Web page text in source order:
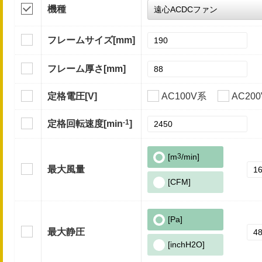
機種
フレームサイズ[mm]
フレーム厚さ [mm]
定格電圧[V] AC100V系
定格回転速度[min-1]
最大風量
[m3/min]
[CFM]
最大静圧
[Pa]
[inchH2O]